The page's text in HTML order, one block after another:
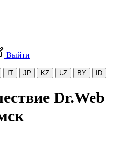
Выйти
IT JP KZ UZ BY ID
Dr.Web